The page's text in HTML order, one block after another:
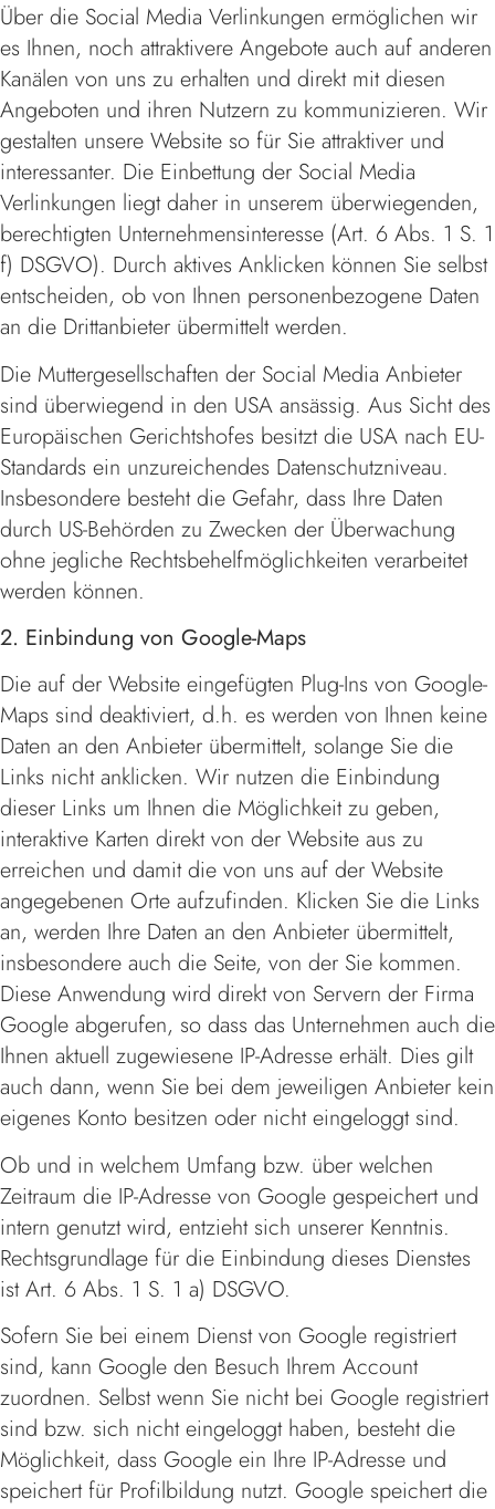
Über die Social Media Verlinkungen ermöglichen wir
es Ihnen, noch attraktivere Angebote auch auf anderen
Kanälen von uns zu erhalten und direkt mit diesen
Angeboten und ihren Nutzern zu kommunizieren. Wir
gestalten unsere Website so für Sie attraktiver und
interessanter. Die Einbettung der Social Media
Verlinkungen liegt daher in unserem überwiegenden,
berechtigten Unternehmensinteresse (Art. 6 Abs. 1 S. 1
f) DSGVO). Durch aktives Anklicken können Sie selbst
entscheiden, ob von Ihnen personenbezogene Daten
an die Drittanbieter übermittelt werden.
Die Muttergesellschaften der Social Media Anbieter
sind überwiegend in den USA ansässig. Aus Sicht des
Europäischen Gerichtshofes besitzt die USA nach EU-
Standards ein unzureichendes Datenschutzniveau.
Insbesondere besteht die Gefahr, dass Ihre Daten
durch US-Behörden zu Zwecken der Überwachung
ohne jegliche Rechtsbehelfmöglichkeiten verarbeitet
werden können.
2. Einbindung von Google-Maps
Die auf der Website eingefügten Plug-Ins von Google-
Maps sind deaktiviert, d.h. es werden von Ihnen keine
Daten an den Anbieter übermittelt, solange Sie die
Links nicht anklicken. Wir nutzen die Einbindung
dieser Links um Ihnen die Möglichkeit zu geben,
interaktive Karten direkt von der Website aus zu
erreichen und damit die von uns auf der Website
angegebenen Orte aufzufinden. Klicken Sie die Links
an, werden Ihre Daten an den Anbieter übermittelt,
insbesondere auch die Seite, von der Sie kommen.
Diese Anwendung wird direkt von Servern der Firma
Google abgerufen, so dass das Unternehmen auch die
Ihnen aktuell zugewiesene IP-Adresse erhält. Dies gilt
auch dann, wenn Sie bei dem jeweiligen Anbieter kein
eigenes Konto besitzen oder nicht eingeloggt sind.
Ob und in welchem Umfang bzw. über welchen
Zeitraum die IP-Adresse von Google gespeichert und
intern genutzt wird, entzieht sich unserer Kenntnis.
Rechtsgrundlage für die Einbindung dieses Dienstes
ist Art. 6 Abs. 1 S. 1 a) DSGVO.
Sofern Sie bei einem Dienst von Google registriert
sind, kann Google den Besuch Ihrem Account
zuordnen. Selbst wenn Sie nicht bei Google registriert
sind bzw. sich nicht eingeloggt haben, besteht die
Möglichkeit, dass Google ein Ihre IP-Adresse und
speichert für Profilbildung nutzt. Google speichert die